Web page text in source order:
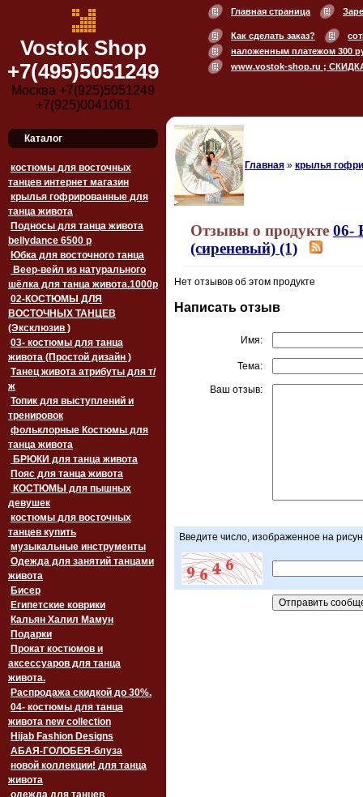
Vostok Shop
+7(495)5051249
Москва +7(925)5051249
+7(925)0041061
Главная страница
Как сделать заказ?
наложенным платежом 300
www.vostok-shop.ru ;
Каталог
костюмы для восточных
танцев интернет магазин
крылья гофрированные для
танца живота
Подносы для танца живота
bellydance 6500 p
Юбка для восточного танца
Веер-вейл из натурального
шёлка для танца живота.1000p
02-КОСТЮМЫ ДЛЯ
ВОСТОЧНЫХ ТАНЦЕВ
(Эксклюзив )
03- костюмы для танца
живота (Простой дизайн )
Танец живота атрибуты для т/
ж
Топик для выступлений и
тренировок
фольклорные Костюмы для
танца живота
БРЮКИ для танца живота
Пояс для танца живота
девушек
костюмы для восточных
танцев купить
музыкальные инструменты
Одежда для занятий танцами
живота
Бисер
Египетские коврики
Кальян Халил Мамун
Подарки
Прокат костюмов и
аксессуаров для танца
живота.
Распродажа скидкой до 30%.
04- костюмы для танца
живота new collection
Hijab Fashion Designs
АБАЯ-ГОЛОБЕЯ-блуза
новой коллекции! для танца
живота
одежда для танцев
Главная » крылья
Отзывы о продукте
(сиреневый) (1)
Нет отзывов об этом продукте
Написать отзыв
Имя:
Тема:
Ваш отзыв:
Введите число, изображенное на